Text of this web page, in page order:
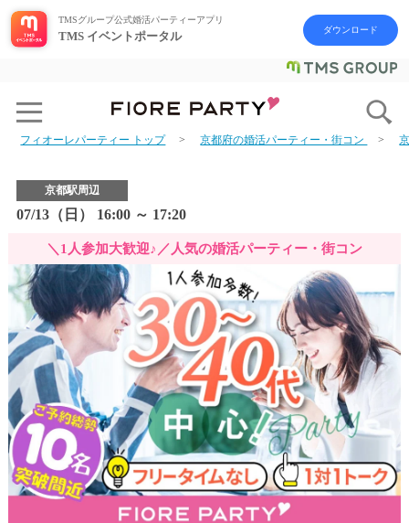
TMSグループ公式婚活パーティーアプリ
TMS イベントポータル ダウンロード
フィオーレパーティー トップ 京都府の婚活パーティー・街コン
京都駅周辺
07/13（日） 16:00 ～ 17:20
＼1人参加大歓迎♪／人気の婚活パーティー・街コン